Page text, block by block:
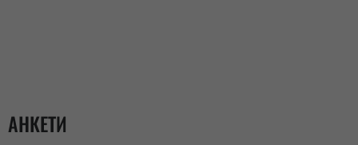
АНКЕТИ